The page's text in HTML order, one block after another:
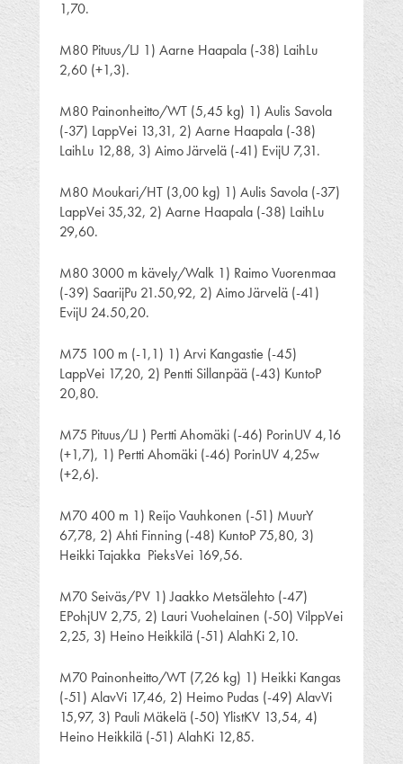
1,70.
M80 Pituus/LJ 1) Aarne Haapala (-38) LaihLu
2,60 (+1,3).
M80 Painonheitto/WT (5,45 kg) 1) Aulis Savola
(-37) LappVei 13,31, 2) Aarne Haapala (-38)
LaihLu 12,88, 3) Aimo Järvelä (-41) EvijU 7,31.
M80 Moukari/HT (3,00 kg) 1) Aulis Savola (-37)
LappVei 35,32, 2) Aarne Haapala (-38) LaihLu
29,60.
M80 3000 m kävely/Walk 1) Raimo Vuorenmaa
(-39) SaarijPu 21.50,92, 2) Aimo Järvelä (-41)
EvijU 24.50,20.
M75 100 m (-1,1) 1) Arvi Kangastie (-45)
LappVei 17,20, 2) Pentti Sillanpää (-43) KuntoP
20,80.
M75 Pituus/LJ ) Pertti Ahomäki (-46) PorinUV 4,16
(+1,7), 1) Pertti Ahomäki (-46) PorinUV 4,25w
(+2,6).
M70 400 m 1) Reijo Vauhkonen (-51) MuurY
67,78, 2) Ahti Finning (-48) KuntoP 75,80, 3)
Heikki Tajakka PieksVei 169,56.
M70 Seiväs/PV 1) Jaakko Metsälehto (-47)
EPohjUV 2,75, 2) Lauri Vuohelainen (-50) VilppVei
2,25, 3) Heino Heikkilä (-51) AlahKi 2,10.
M70 Painonheitto/WT (7,26 kg) 1) Heikki Kangas
(-51) AlavVi 17,46, 2) Heimo Pudas (-49) AlavVi
15,97, 3) Pauli Mäkelä (-50) YlistKV 13,54, 4)
Heino Heikkilä (-51) AlahKi 12,85.